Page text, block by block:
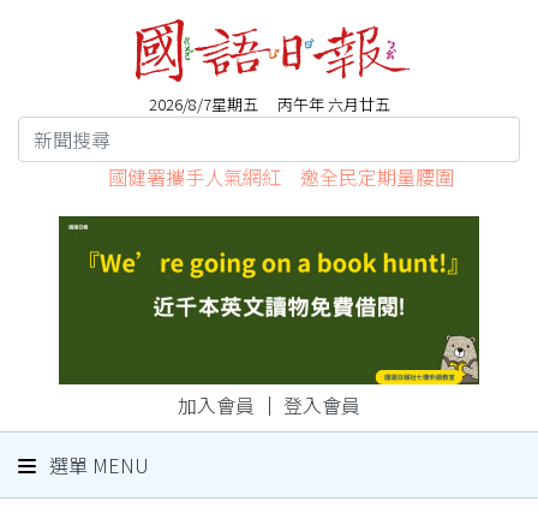
2026/8/7星期五 丙午年 六月廿五
國健署攜手人氣網紅 邀全民定期量腰圍
加入會員 ｜ 登入會員
選單 MENU